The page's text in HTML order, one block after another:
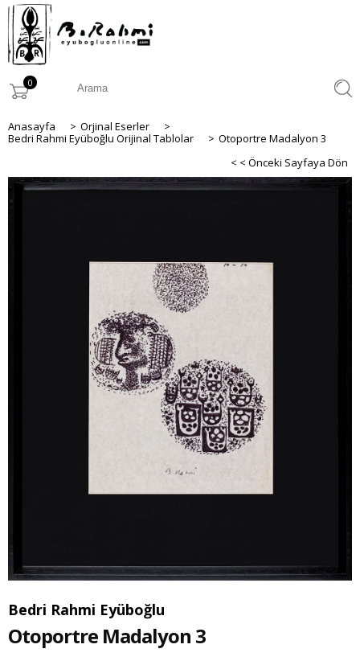
0
Anasayfa > Orjinal Eserler
>
Bedri Rahmi Eyüboğlu Orijinal Tablolar
> Otoportre Madalyon 3
< < Önceki Sayfaya Dön
Bedri Rahmi Eyüboğlu
Otoportre Madalyon 3